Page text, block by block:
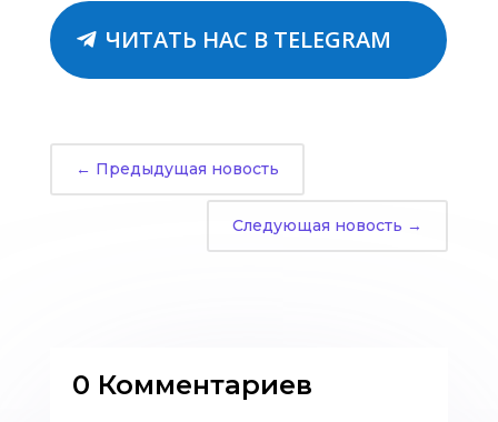
ЧИТАТЬ НАС В TELEGRAM
← Предыдущая новость
Следующая новость →
0 Комментариев